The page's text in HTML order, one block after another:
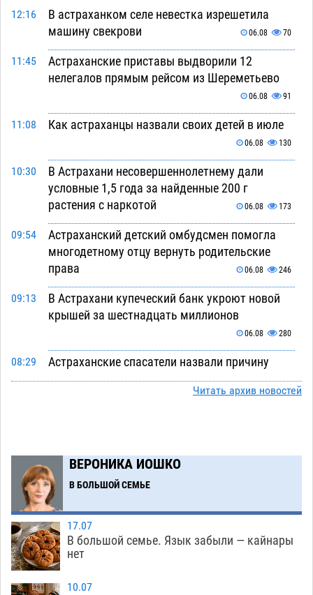
12:16
В астраханком селе невестка изрешетила
машину свекрови
06.08 70
11:45
Астраханские приставы выдворили 12
нелегалов прямым рейсом из Шереметьево
06.08 91
11:08 Как астраханцы назвали своих детей в июле
06.08 130
10:30
В Астрахани несовершеннолетнему дали
условные 1,5 года за найденные 200 г
растения с наркотой
06.08 173
09:54
Астраханский детский омбудсмен помогла
многодетному отцу вернуть родительские
права
06.08 246
09:13
В Астрахани купеческий банк укроют новой
крышей за шестнадцать миллионов
06.08 280
08:29
Астраханские спасатели назвали причину
пожара, в котором погиб 3-месячный малыш
06.08 454
20:27
Завтра погода вновь заставит астраханцев
жариться
19:07
Уникальные артефакты Золотой Орды
выставили в астраханском музее
05.08 448
18:29
Маленькую девочку увезли в больницу после
ДТП у «Алимпика» в Астрахани
Читать архив новостей
ВЕРОНИКА ИОШКО
В БОЛЬШОЙ СЕМЬЕ
17.07
В большой семье. Язык забыли — кайнары
нет
10.07